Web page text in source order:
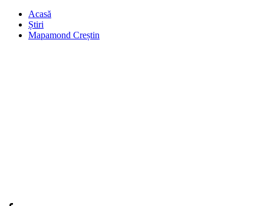
Acasă
Știri
Mapamond Creștin